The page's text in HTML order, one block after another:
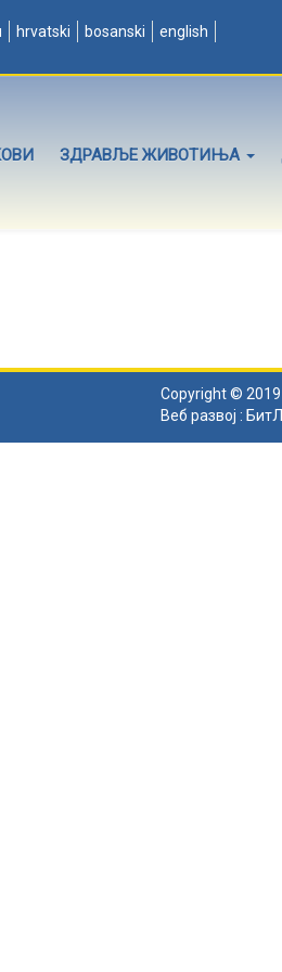
hrvatski bosanski english
ЗДРАВЉЕ ЖИВОТИЊА
Copyright © 2019
Веб развој :